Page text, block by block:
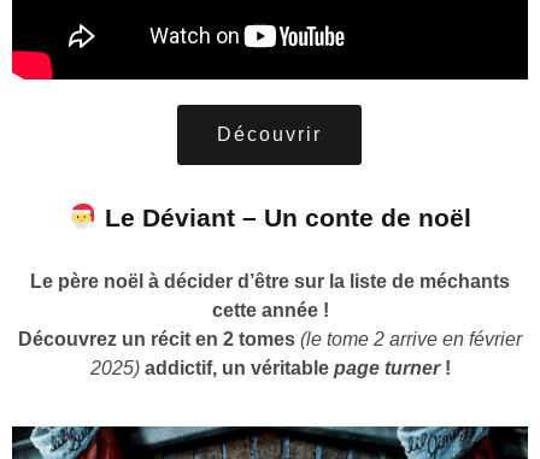
Découvrir
Le Déviant – Un conte de noël
Le père noël à décider d’être sur la liste de méchants
cette année !
Découvrez un récit en 2 tomes (le tome 2 arrive en février
2025)addictif, un véritable page turner!